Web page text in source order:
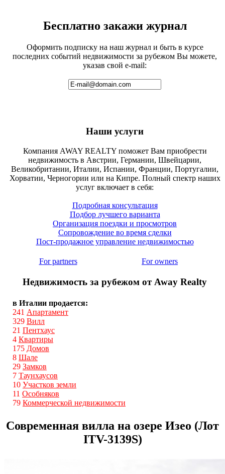
Бесплатно закажи журнал
Оформить подписку на наш журнал и быть в курсе
последних событий недвижимости за рубежом Вы можете,
указав свой e-mail:
Наши услуги
Компания AWAY REALTY поможет Вам приобрести
недвижимость в Австрии, Германии, Швейцарии,
Великобритании, Италии, Испании, Франции, Португалии,
Хорватии, Черногории или на Кипре. Полный спектр наших
услуг включает в себя:
Подробная консультация
Подбор лучшего варианта
Организация поездки и просмотров
Сопровождение во время сделки
Пост-продажное управление недвижимостью
For partners For owners
Недвижимость за рубежом от Away Realty
в Италии продается:
241 Апартамент
329 Вилл
21 Пентхаус
4 Квартиры
175 Домов
8 Шале
29 Замков
7 Таунхаусов
10 Участков земли
11 Особняков
79 Коммерческой недвижимости
Современная вилла на озере Изео (Лот
ITV-3139S)